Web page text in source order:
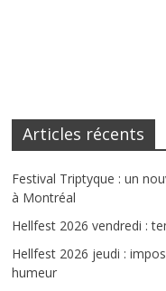
Articles récents
Festival Triptyque : un
à Montréal
Hellfest 2026 vendredi :
Hellfest 2026 jeudi :
humeur